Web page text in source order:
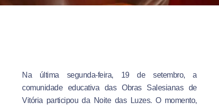
Na última segunda-feira, 19 de setembro, a
comunidade educativa das Obras Salesianas de
Vitória participou da Noite das Luzes. O momento,